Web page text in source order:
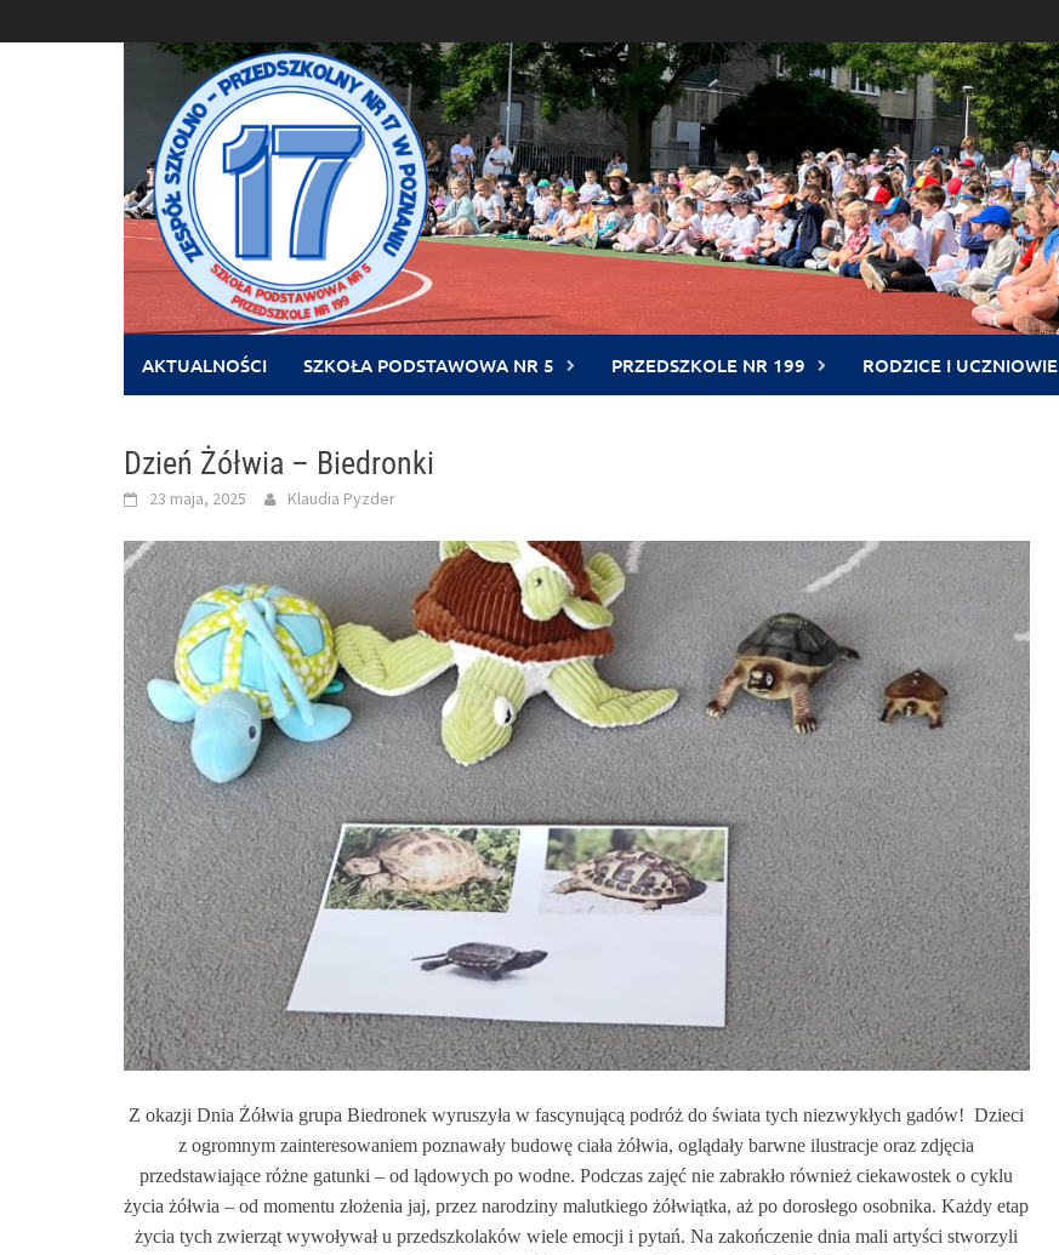
to
AKTUALNOŚCI SZKOŁA PODSTAWOWA NR 5 PRZEDSZKOLE NR 199 RODZICE I UCZNIOWIE
Dzień Żółwia – Biedronki
23 maja, 2025 Klaudia Pyzder
Z okazji Dnia Żółwia grupa Biedronek wyruszyła w fascynującą podróż do świata tych niezwykłych gadów! Dzieci
z ogromnym zainteresowaniem poznawały budowę ciała żółwia, oglądały barwne ilustracje oraz zdjęcia
przedstawiające różne gatunki – od lądowych po wodne. Podczas zajęć nie zabrakło również ciekawostek o cyklu
życia żółwia – od momentu złożenia jaj, przez narodziny malutkiego żółwiątka, aż po dorosłego osobnika. Każdy etap
życia tych zwierząt wywoływał u przedszkolaków wiele emocji i pytań.Na zakończenie dnia mali artyści stworzyli